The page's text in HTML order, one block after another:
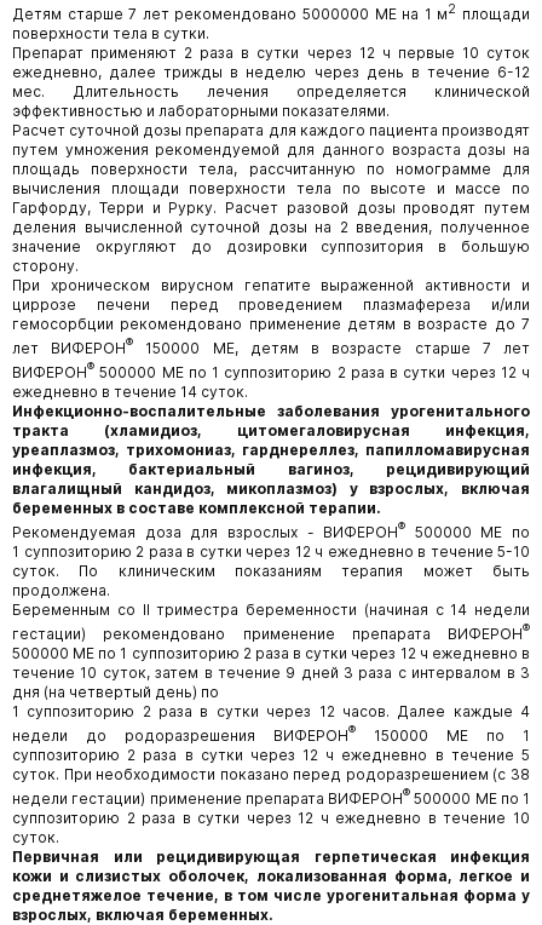
Детям старше 7 лет рекомендовано 5000000 МЕ на 1 м2 площади
поверхности тела в сутки.
Препарат применяют 2 раза в сутки через 12 ч первые 10 суток
ежедневно, далее трижды в неделю через день в течение 6-12
мес. Длительность лечения определяется клинической
эффективностью и лабораторными показателями.
Расчет суточной дозы препарата для каждого пациента производят
путем умножения рекомендуемой для данного возраста дозы на
площадь поверхности тела, рассчитанную по номограмме для
вычисления площади поверхности тела по высоте и массе по
Гарфорду, Терри и Рурку. Расчет разовой дозы проводят путем
деления вычисленной суточной дозы на 2 введения, полученное
значение округляют до дозировки суппозитория в большую
сторону.
При хроническом вирусном гепатите выраженной активности и
циррозе печени перед проведением плазмафереза и/или
гемосорбции рекомендовано применение детям в возрасте до 7
лет ВИФЕРОН®
150000 МЕ, детям в возрасте старше 7 лет
ВИФЕРОН® 500000 МЕ по 1 суппозиторию 2 раза в сутки через 12 ч
ежедневно в течение 14 суток.
Инфекционно-воспалительные заболевания урогенитального
тракта (хламидиоз, цитомегаловирусная инфекция,
уреаплазмоз, трихомониаз, гарднереллез, папилломавирусная
инфекция, бактериальный вагиноз, рецидивирующий
влагалищный кандидоз, микоплазмоз) у взрослых, включая
беременных в составе комплексной терапии.
Рекомендуемая доза для взрослых - ВИФЕРОН®
500000 МЕ по
1 суппозиторию 2 раза в сутки через 12 ч ежедневно в течение 5-10
суток. По клиническим показаниям терапия может быть
продолжена.
Беременным со II триместра беременности (начиная с 14 недели
гестации) рекомендовано применение препарата ВИФЕРОН®
500000 МЕ по 1 суппозиторию 2 раза в сутки через 12 ч ежедневно в
течение 10 суток, затем в течение 9 дней 3 раза с интервалом в 3
дня (на четвертый день) по
1 суппозиторию 2 раза в сутки через 12 часов. Далее каждые 4
недели до родоразрешения ВИФЕРОН®
150000 МЕ по 1
суппозиторию 2 раза в сутки через 12 ч ежедневно в течение 5
суток. При необходимости показано перед родоразрешением (с 38
недели гестации) применение препарата ВИФЕРОН® 500000 МЕ по 1
суппозиторию 2 раза в сутки через 12 ч ежедневно в течение 10
суток.
Первичная или рецидивирующая герпетическая инфекция
кожи и слизистых оболочек, локализованная форма, легкое и
среднетяжелое течение, в том числе урогенитальная форма у
взрослых, включая беременных.